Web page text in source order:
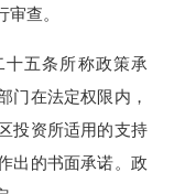
查。
五条所称政策承
门在法定权限内，
投资所适用的支持
出的书面承诺。政